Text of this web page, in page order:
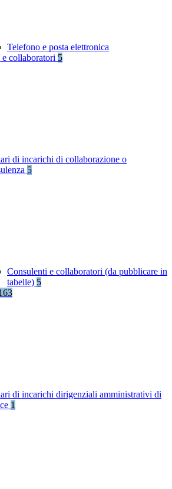
Telefono e posta elettronica
collaboratori 5
di incarichi di collaborazione o
5
Consulenti e collaboratori (da pubblicare in
tabelle) 5
di incarichi dirigenziali amministrativi di
1